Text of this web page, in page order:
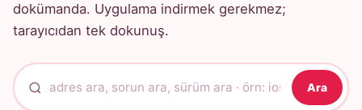
dokümanda. Uygulama indirmek gerekmez;
tarayıcıdan tek dokunuş.
Ara